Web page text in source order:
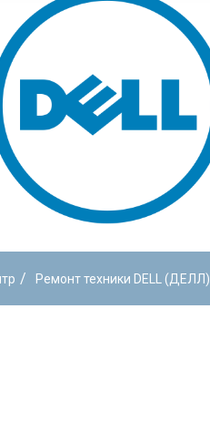
/ Ремонт техники DELL (ДЕЛЛ)